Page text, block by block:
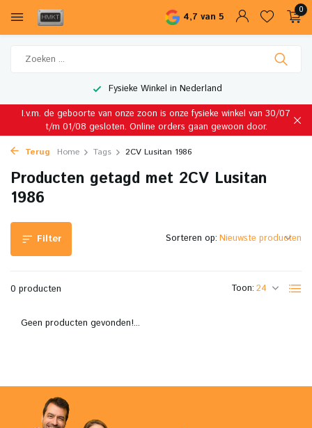
4,7 van 5
0
Fysieke Winkel in Nederland
I.v.m. de geboorte van onze zoon is onze fysieke winkel van 30/07
t/m 01/08 gesloten. Online orders gaan gewoon door.
Terug Home Tags 2CV Lusitan 1986
Producten getagd met 2CV Lusitan
1986
Filter
0 producten Toon:
Sorteren op:
Geen producten gevonden!...